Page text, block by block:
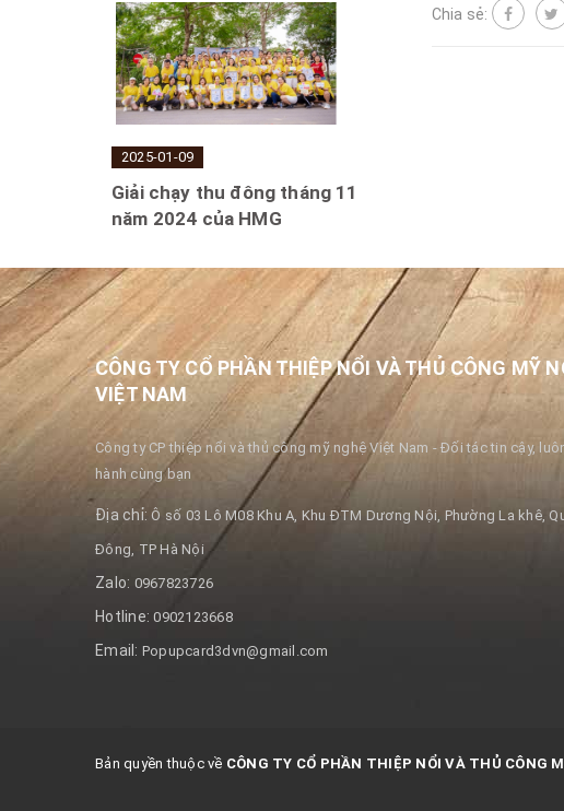
Chia sẻ:
2025-01-09
Giải chạy thu đông tháng 11
năm 2024 của HMG
CÔNG TY CỔ PHẦN THIỆP NỔI VÀ THỦ CÔNG MỸ
VIỆT NAM
Công ty CP thiệp nổi và thủ công mỹ nghệ Việt Nam - Đối tác tin cậy,
hành cùng bạn
Địa chỉ: Ô số 03 Lô M08 Khu A, Khu ĐTM Dương Nội, Phường La khê,
Đông, TP Hà Nội
Zalo: 0967823726
Hotline:0902123668
Email: Popupcard3dvn@gmail.com
Bản quyền thuộc về CÔNG TY CỔ PHẦN THIỆP NỔI VÀ THỦ CÔNG